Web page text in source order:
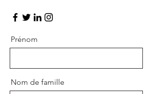
Prénom
Nom de famille